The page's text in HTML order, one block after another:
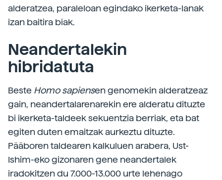
alderatzea, paraleloan egindako ikerketa-lanak
izan baitira biak.
Neandertalekin
hibridatuta
Beste Homo sapiensen genomekin alderatzeaz
gain, neandertalarenarekin ere alderatu dituzte
bi ikerketa-taldeek sekuentzia berriak, eta bat
egiten duten emaitzak aurkeztu dituzte.
Pääboren taldearen kalkuluen arabera, Ust-
Ishim-eko gizonaren gene neandertalek
iradokitzen du 7.000-13.000 urte lehenago